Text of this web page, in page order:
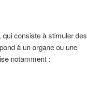
qui consiste à stimuler des
à un organe ou une
notamment :